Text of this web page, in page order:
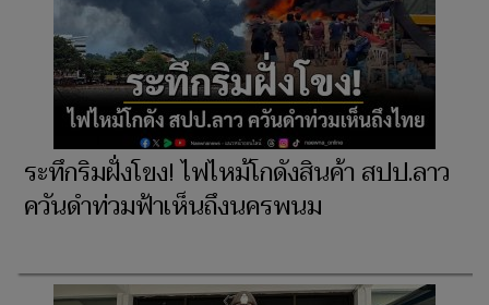
ระทึกริมฝั่งโขง! ไฟไหม้โกดังสินค้า สปป.ลาว
ควันดำท่วมฟ้าเห็นถึงนครพนม